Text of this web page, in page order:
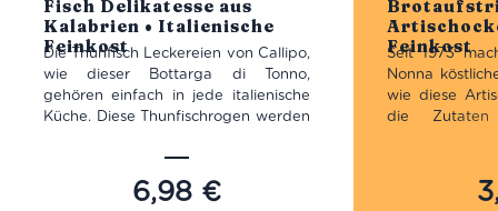
Fisch Delikatesse aus
Kalabrien • Italienische
Feinkost
Die Thunfisch Leckereien von Callipo,
wie dieser Bottarga di Tonno,
gehören einfach in jede italienische
Küche. Diese Thunfischrogen werden
hergestellt und vereinen die beste
Qualität des Mittelmeeres. Dank ihres
salzigen Geschmacks kannst Du sie
6,98 €
Feinkost
Seit 1973
Nonna
wie diese
die Zutaten
Romagna
dafür, dass